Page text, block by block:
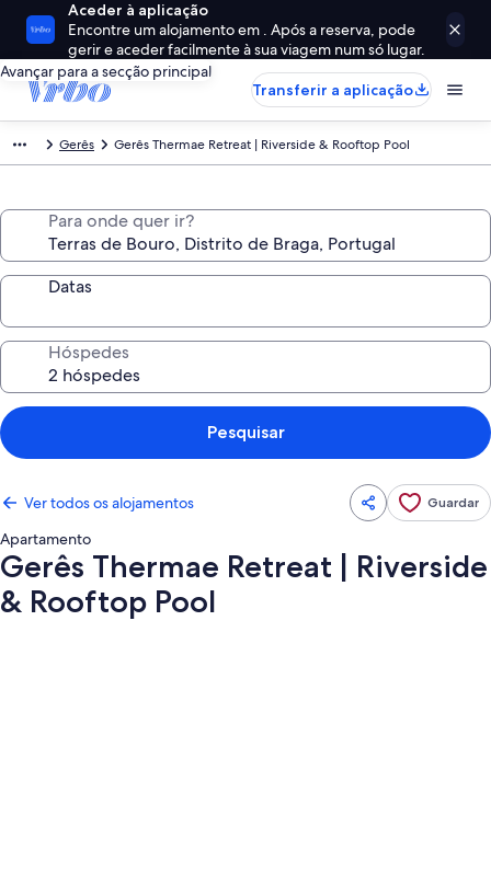
Aceder à aplicação
Encontre um alojamento em . Após a reserva, pode
gerir e aceder facilmente à sua viagem num só lugar.
Avançar para a secção principal
Transferir a aplicação
Gerês Gerês Thermae Retreat | Riverside & Rooftop Pool
Para onde quer ir?
Datas
Hóspedes
Pesquisar
Ver todos os alojamentos Guardar
Apartamento
Gerês Thermae Retreat | Riverside
& Rooftop Pool